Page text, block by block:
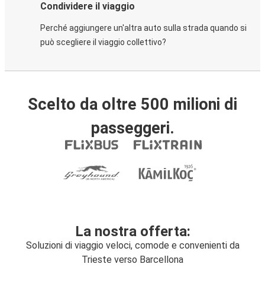
Condividere il viaggio
Perché aggiungere un'altra auto sulla strada quando si
può scegliere il viaggio collettivo?
Scelto da oltre 500 milioni di
passeggeri.
La nostra offerta:
Soluzioni di viaggio veloci, comode e convenienti da
Trieste verso Barcellona